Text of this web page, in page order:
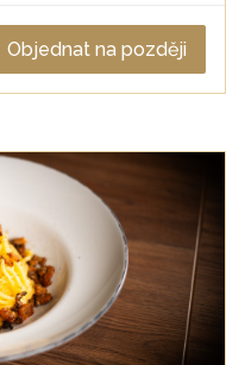
Objednat na později